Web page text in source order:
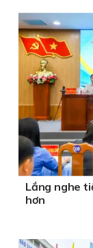
Lắng nghe
hơn